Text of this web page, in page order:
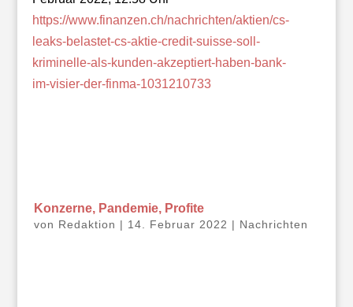
https://www.finanzen.ch/nachrichten/aktien/cs-
leaks-belastet-cs-aktie-credit-suisse-soll-
kriminelle-als-kunden-akzeptiert-haben-bank-
im-visier-der-finma-1031210733
Konzerne, Pandemie, Profite
von Redaktion | 14. Februar 2022 | Nachrichten